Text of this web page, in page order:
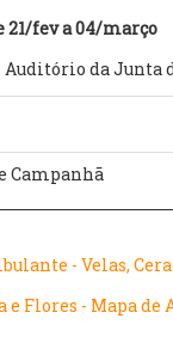
21/fev a 04/março
Auditório da Junta
Campanhã
- Velas,
e Flores - Mapa de